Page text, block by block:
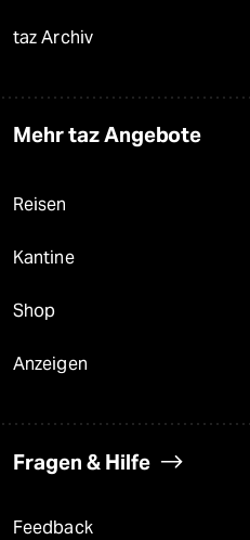
taz Archiv
Mehr taz Angebote
Reisen
Kantine
Shop
Anzeigen
Fragen & Hilfe
Feedback